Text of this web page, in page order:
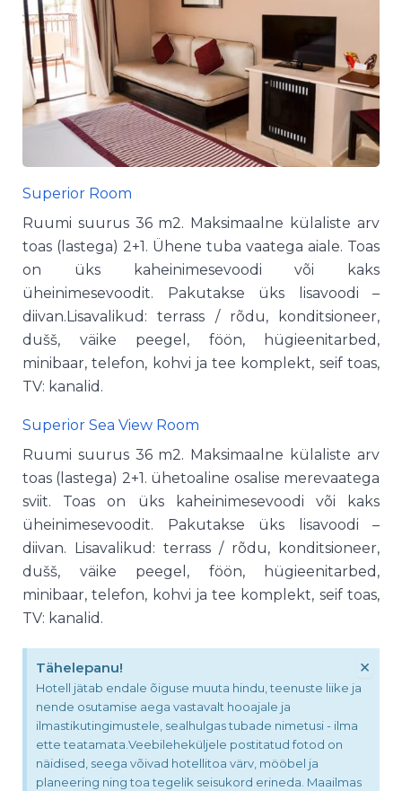
Superior Room
Ruumi suurus 36 m2. Maksimaalne külaliste arv
toas (lastega) 2+1. Ühene tuba vaatega aiale. Toas
on üks kaheinimesevoodi või kaks
üheinimesevoodit. Pakutakse üks lisavoodi –
diivan.Lisavalikud: terrass / rõdu, konditsioneer,
dušš, väike peegel, föön, hügieenitarbed,
minibaar, telefon, kohvi ja tee komplekt, seif toas,
TV: kanalid.
Superior Sea View Room
Ruumi suurus 36 m2. Maksimaalne külaliste arv
toas (lastega) 2+1. ühetoaline osalise merevaatega
sviit. Toas on üks kaheinimesevoodi või kaks
üheinimesevoodit. Pakutakse üks lisavoodi –
diivan. Lisavalikud: terrass / rõdu, konditsioneer,
dušš, väike peegel, föön, hügieenitarbed,
minibaar, telefon, kohvi ja tee komplekt, seif toas,
TV: kanalid.
Tähelepanu!
Hotell jätab endale õiguse muuta hindu, teenuste liike ja
nende osutamise aega vastavalt hooajale ja
ilmastikutingimustele, sealhulgas tubade nimetusi - ilma
ette teatamata.Veebileheküljele postitatud fotod on
näidised, seega võivad hotellitoa värv, mööbel ja
planeering ning toa tegelik seisukord erineda. Maailmas
×